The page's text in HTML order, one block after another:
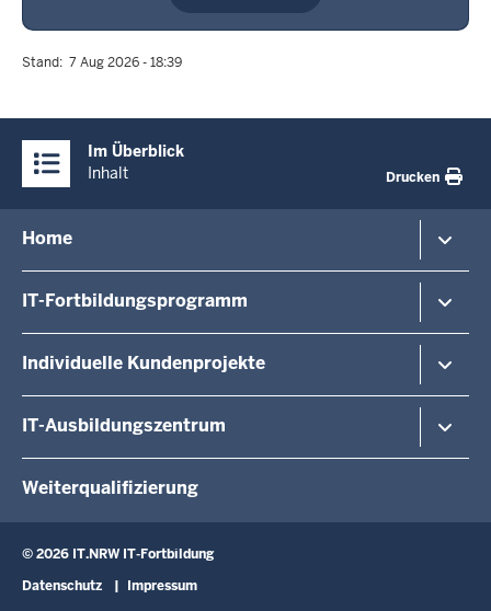
Stand 7 Aug 2026 - 18:39
Inhalte
Im Überblick
Inhalt
Drucken
in
der
Fußzeile
Home
Veranstaltungsorte/-formate
Dozierende
Über uns
Kontakt
IT-Fortbildungsprogramm
Last Minute
Anmeldemöglichkeiten
Zertifizierung
Individuelle Kundenprojekte
Digitale Verwaltung NRW
IT-Ausbildungszentrum
Lernort ITAZ
Das Team
Seminarangebot für Dualis
Weiterqualifizierung
© 2026 IT.NRW IT-Fortbildung
Fußzeile
Datenschutz Impressum